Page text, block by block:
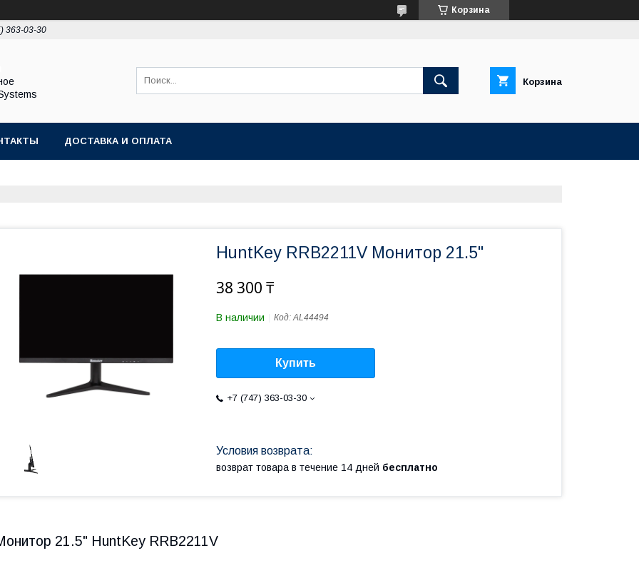
Корзина
363-03-30
Корзина
ДОСТАВКА И ОПЛАТА
HuntKey RRB2211V Монитор 21.5"
38 300 ₸
В наличии Код:AL44494
Купить
+7 (747) 363-03-30
возврат товара в течение 14 дней бесплатно
21.5" HuntKey RRB2211V